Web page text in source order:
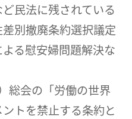
民法に残されている
別撤廃条約選択議定
る慰安婦問題解決な
総会の「労働の世界
トを禁止する条約と